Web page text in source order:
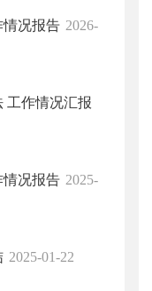
情况报告 2026-
工作情况汇报
情况报告 2025-
2025-01-22